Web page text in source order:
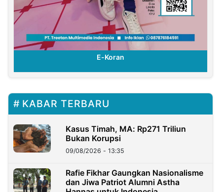
E-Koran
KABAR TERBARU
Kasus Timah, MA: Rp271 Triliun
Bukan Korupsi
09/08/2026 - 13:35
Rafie Fikhar Gaungkan Nasionalisme
dan Jiwa Patriot Alumni Astha